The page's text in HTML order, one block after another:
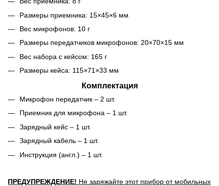
Размеры приемника: 15×45×6 мм
Вес микрофонов: 10 г
Размеры передатчиков микрофонов: 20×70×15 мм
Вес набора с кейсом: 165 г
Размеры кейса: 115×71×33 мм
Комплектация
Микрофон передатчик – 2 шт.
Приемник для микрофона – 1 шт.
Зарядный кейс – 1 шт.
Зарядный кабель – 1 шт.
Инструкция (англ.) – 1 шт.
ПРЕДУПРЕЖДЕНИЕ! Не заряжайте этот прибор от мобильных